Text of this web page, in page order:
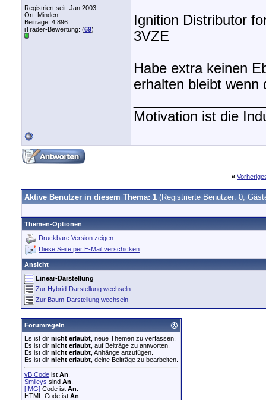
Registriert seit: Jan 2003
Ort: Minden
Beiträge: 4.896
iTrader-Bewertung: (69)
Ignition Distributor
3VZE
Habe extra keinen
erhalten bleibt wenn
Motivation ist die
«
Aktive Benutzer in diesem Thema: 1 (Registrierte Benutzer: 0,
Themen-Optionen
Druckbare Version zeigen
Diese Seite per E-Mail verschicken
Ansicht
Linear-Darstellung
Zur Hybrid-Darstellung wechseln
Zur Baum-Darstellung wechseln
Forumregeln
Es ist dir nicht erlaubt , neue Themen zu verfassen.
Es ist dir nicht erlaubt , auf Beiträge zu antworten.
Es ist dir nicht erlaubt , Anhänge anzufügen.
Es ist dir nicht erlaubt , deine Beiträge zu bearbeiten.
vB Code ist An
Smileys sind An
[IMG] Code ist An
HTML-Code ist An